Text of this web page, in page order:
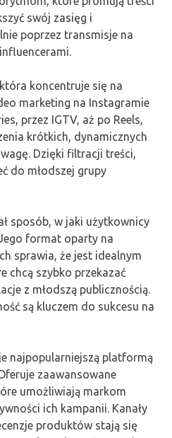
swój zasięg i
poprzez transmisje na
koncentruje się na
marketing na Instagramie
przez IGTV, aż po Reels,
krótkich, dynamicznych
Dzięki filtracji treści,
do młodszej grupy
sposób, w jaki użytkownicy
format oparty na
sprawia, że jest idealnym
chcą szybko przekazać
z młodszą publicznością.
są kluczem do sukcesu na
najpopularniejszą platformą
zaawansowane
umożliwiają markom
ich kampanii. Kanały
produktów stają się